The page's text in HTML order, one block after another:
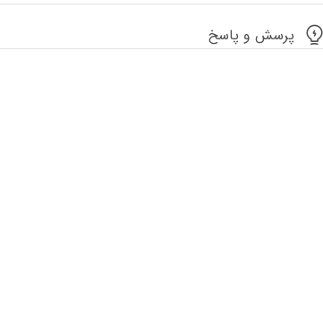
پرسش و پاسخ